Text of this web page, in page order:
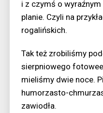
i z czymś o
planie. Czyli na
rogalińskich.
Tak też zrobiliśmy
sierpniowego
mieliśmy dwie noce.
humorzasto-
zawiodła.